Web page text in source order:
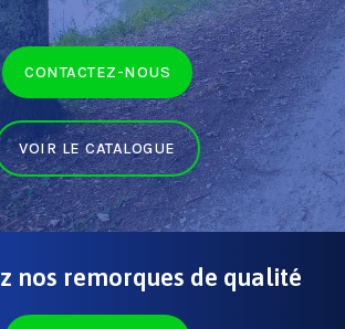
CONTACTEZ-NOUS
VOIR LE CATALOGUE
nos remorques de qualité